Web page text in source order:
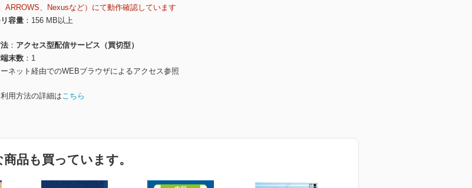
ARROWS、Nexusなど）にて動作確認しています
容量
156 MB以上
アクセス型配信サービス（買切型）
末数
1
ネット経由でのWEBブラウザによるアクセス参照
用方法の詳細はこちら
品も買っています。